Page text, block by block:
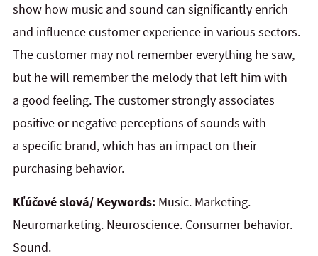
show how music and sound can significantly enrich
and influence customer experience in various sectors.
The customer may not remember everything he saw,
but he will remember the melody that left him with
a good feeling. The customer strongly associates
positive or negative perceptions of sounds with
a specific brand, which has an impact on their
purchasing behavior.
Kľúčové slová/ Keywords: Music. Marketing.
Neuromarketing. Neuroscience. Consumer behavior.
Sound.